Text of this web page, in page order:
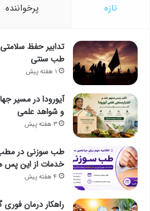
تازه پرخواننده
تدابیر حفظ سلامتی
طب سنتی
۱ هفته پیش
آیورودا در مسیر
و شواهد علمی
۳ هفته پیش
طب سوزنی در مطب
خدمات از این پس
۴ هفته پیش
راهکار درمان